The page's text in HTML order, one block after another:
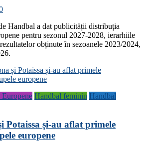
Handbal a dat publicității distribuția
pentru sezonul 2027-2028, ierarhiile
obținute în sezoanele 2023/2024,
Europene Handbal feminin Handbal
Potaissa și-au aflat primele
europene